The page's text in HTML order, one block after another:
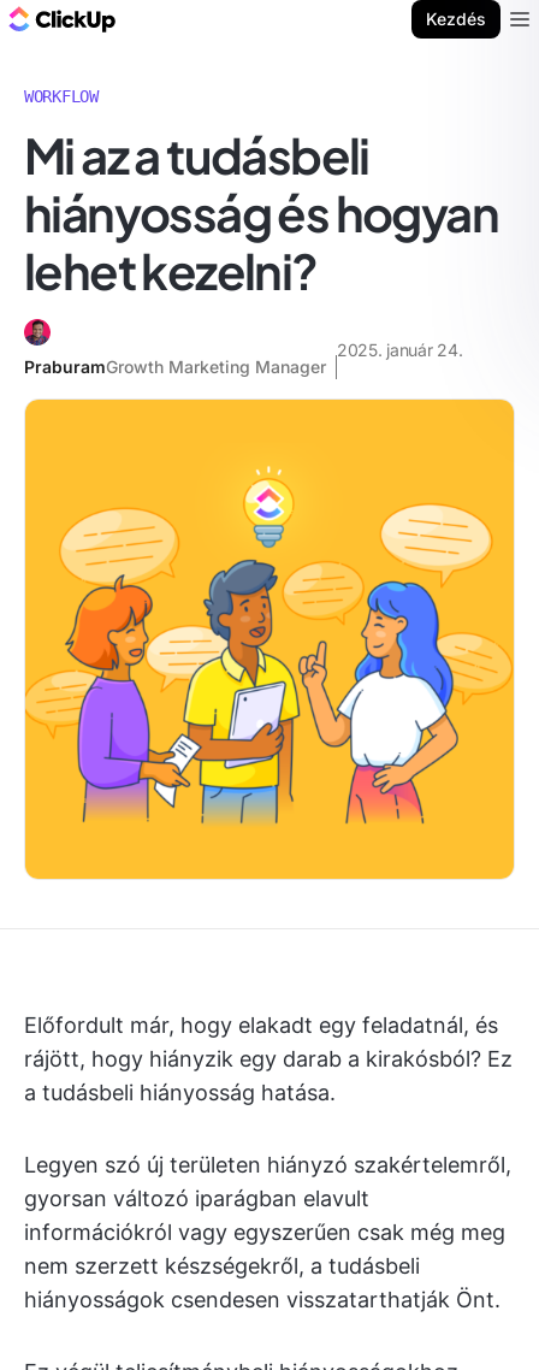
Kezdés
WORKFLOW
Mi az a tudásbeli
hiányosság és hogyan
lehet kezelni?
PraburamGrowth Marketing Manager
2025. január 24.
Előfordult már, hogy elakadt egy feladatnál, és
rájött, hogy hiányzik egy darab a kirakósból? Ez
a tudásbeli hiányosság hatása.
Legyen szó új területen hiányzó szakértelemről,
gyorsan változó iparágban elavult
információkról vagy egyszerűen csak még meg
nem szerzett készségekről, a tudásbeli
hiányosságok csendesen visszatarthatják Önt.